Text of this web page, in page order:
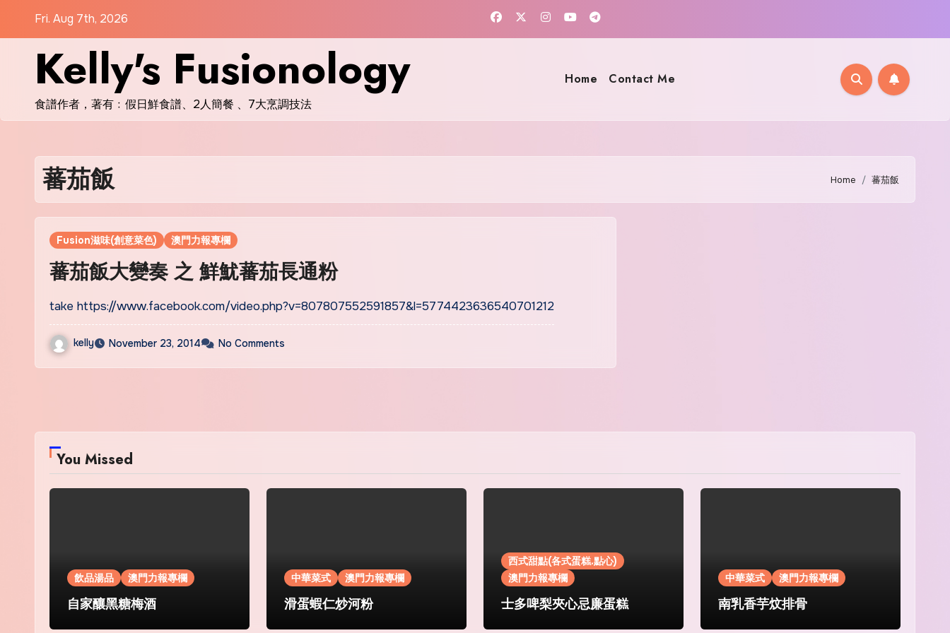
Fri. Aug 7th, 2026
Kelly's Fusionology
食譜作者，著有﹕假日鮮食譜、2人簡餐 、7大烹調技法
Home Contact Me
蕃茄飯 Home 蕃茄飯
Fusion滋味(創意菜色) 澳門力報專欄
蕃茄飯大變奏 之 鮮魷蕃茄長通粉
take https://www.facebook.com/video.php?v=807807552591857&l=5774423636540701212
kelly November 23, 2014 No Comments
You Missed
飲品湯品 澳門力報專欄
自家釀黑糖梅酒
中華菜式 澳門力報專欄
滑蛋蝦仁炒河粉
西式甜點(各式蛋糕.點心)
澳門力報專欄
士多啤梨夾心忌廉蛋糕
中華菜式 澳門力報專欄
南乳香芋炆排骨